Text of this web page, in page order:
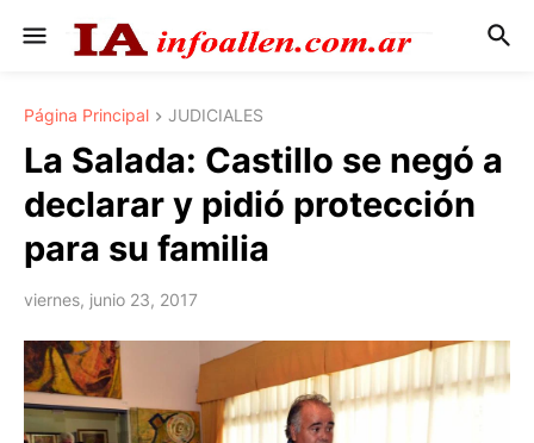
Página Principal JUDICIALES
La Salada: Castillo se negó a
declarar y pidió protección
para su familia
viernes, junio 23, 2017